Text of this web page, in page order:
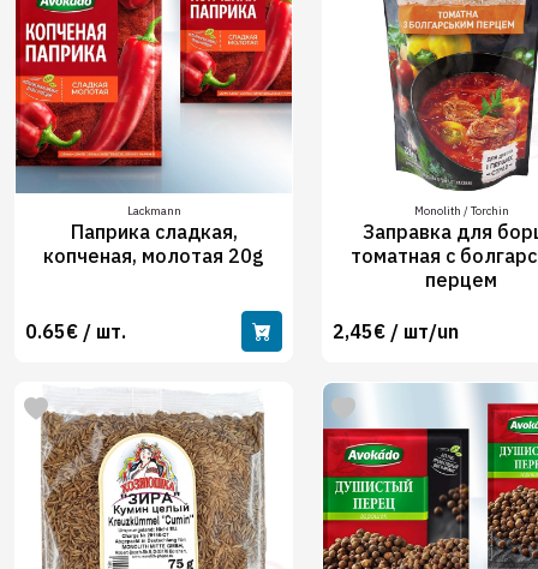
Lackmann
Паприка сладкая,
копченая, молотая 20g
0.65€ / шт.
Monolith / Torchin
Заправка для
томатная с
перцем
2,45€ / шт/un